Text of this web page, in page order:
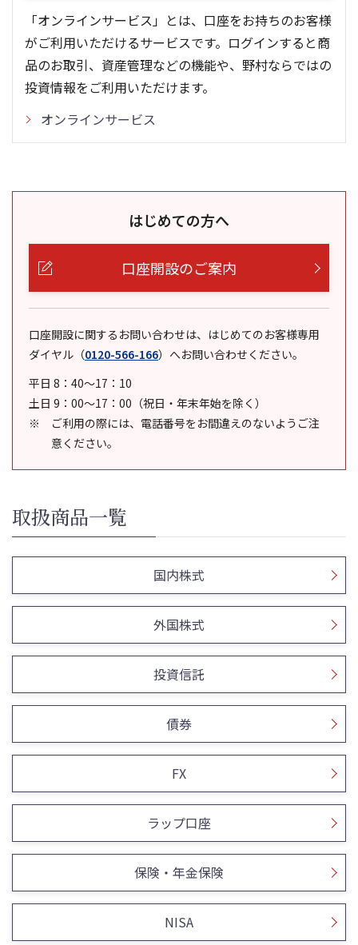
「オンラインサービス」とは、口座をお持ちのお客様
がご利用いただけるサービスです。ログインすると商
品のお取引、資産管理などの機能や、野村ならではの
投資情報をご利用いただけます。
オンラインサービス
はじめての方へ
口座開設のご案内
口座開設に関するお問い合わせは、はじめてのお客様専用
ダイヤル （0120-566-166） へお問い合わせください。
平日 8：40～17：10
土日 9：00～17：00（祝日・年末年始を除く）
ご利用の際には、電話番号をお間違えのないようご注
意ください。
取扱商品一覧
国内株式
外国株式
投資信託
債券
FX
ラップ口座
保険・年金保険
NISA